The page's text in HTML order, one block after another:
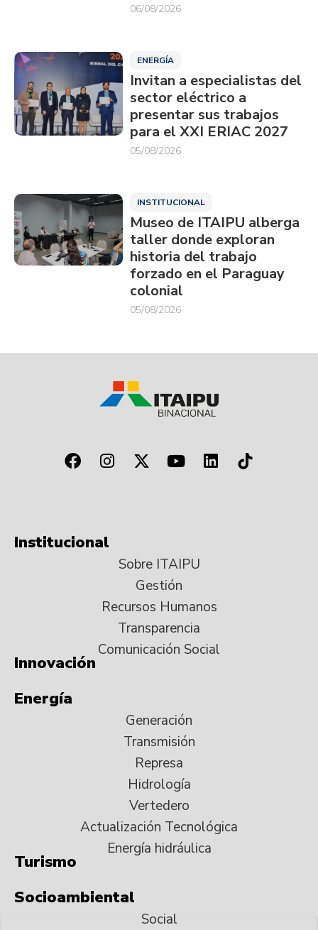
06/08/2026
ENERGÍA
Invitan a especialistas del
sector eléctrico a
presentar sus trabajos
para el XXI ERIAC 2027
05/08/2026
INSTITUCIONAL
Museo de ITAIPU alberga
taller donde exploran
historia del trabajo
forzado en el Paraguay
colonial
05/08/2026
Institucional
Sobre ITAIPU
Gestión
Recursos Humanos
Transparencia
Comunicación Social
Innovación
Energía
Generación
Transmisión
Represa
Hidrología
Vertedero
Actualización Tecnológica
Energía hidráulica
Turismo
Socioambiental
Social